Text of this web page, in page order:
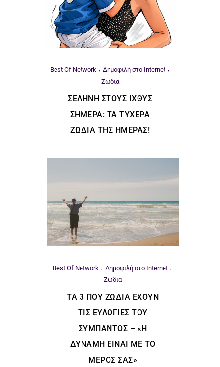
Best Of Network
Δημοφιλή στο Internet
Ζώδια
ΣΕΛΉΝΗ ΣΤΟΥΣ ΙΧΘΎΣ
ΣΉΜΕΡΑ: ΤΑ ΤΥΧΕΡΆ
ΖΏΔΙΑ ΤΗΣ ΗΜΈΡΑΣ!
Best Of Network
Δημοφιλή στο Internet
Ζώδια
ΤΑ 3 ΠΟΥ ΖΏΔΙΑ ΈΧΟΥΝ
ΤΙΣ ΕΥΛΟΓΊΕΣ ΤΟΥ
ΣΎΜΠΑΝΤΟΣ – «Η
ΔΎΝΑΜΗ ΕΊΝΑΙ ΜΕ ΤΟ
ΜΈΡΟΣ ΣΑΣ»